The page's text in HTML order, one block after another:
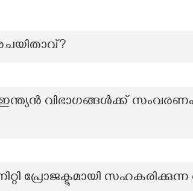
വിഭാഗങ്ങൾക്ക് സംവരണം
പ്രോജക്ടുമായി സഹകരിക്കുന്ന